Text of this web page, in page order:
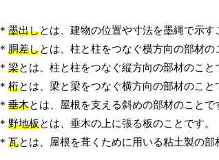
* 墨出しとは、建物の位置や寸法を墨縄で示す
* 胴差しとは、柱と柱をつなぐ横方向の部材の
* 梁とは、柱と柱をつなぐ縦方向の部材のこと
* 桁とは、梁と梁をつなぐ横方向の部材のこと
* 垂木とは、屋根を支える斜めの部材のことで
* 野地板とは、垂木の上に張る板のことです。
* 瓦とは、屋根を葺くために用いる粘土製の部